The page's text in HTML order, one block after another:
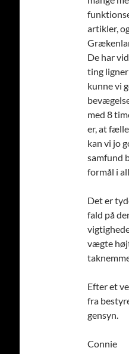
artikler,
De har
ting
kunne vi
med 8
er, at
kan vi jo
samfund
formål i
Det er
fald på
vægte
Efter et
fra
gensyn.
Connie